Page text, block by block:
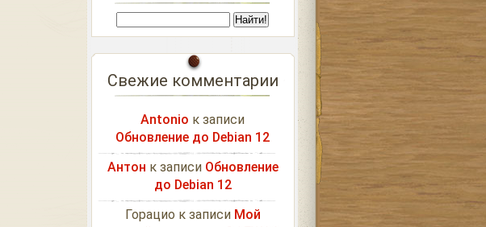
Свежие комментарии
Antonio к записи
Обновление до Debian 12
Антон к записи Обновление
до Debian 12
Горацио к записи Мой